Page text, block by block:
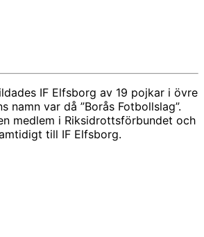
IF Elfsborg av 19 pojkar i övre
namn var då ”Borås Fotbollslag”.
medlem i Riksidrottsförbundet och
till IF Elfsborg.